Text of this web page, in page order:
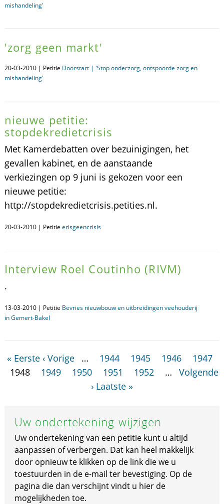
mishandeling'
'zorg geen markt'
20-03-2010 | Petitie Doorstart | 'Stop onderzorg, ontspoorde zorg en
mishandeling'
nieuwe petitie:
stopdekredietcrisis
Met Kamerdebatten over bezuinigingen, het
gevallen kabinet, en de aanstaande
verkiezingen op 9 juni is gekozen voor een
nieuwe petitie:
http://stopdekredietcrisis.petities.nl.
20-03-2010 | Petitie erisgeencrisis
Interview Roel Coutinho (RIVM)
.
13-03-2010 | Petitie Bevries nieuwbouw en uitbreidingen veehouderij
in Gemert-Bakel
« Eerste ‹ Vorige … 1944 1945 1946
1947
1948
1949 1950 1951 1952 …
Volgende
› Laatste »
Uw ondertekening wijzigen
Uw ondertekening van een petitie kunt u altijd
aanpassen of verbergen. Dat kan heel makkelijk
door opnieuw te klikken op de link die we u
toestuurden in de e-mail ter bevestiging. Op de
pagina die dan verschijnt vindt u hier de
mogelijkheden toe.